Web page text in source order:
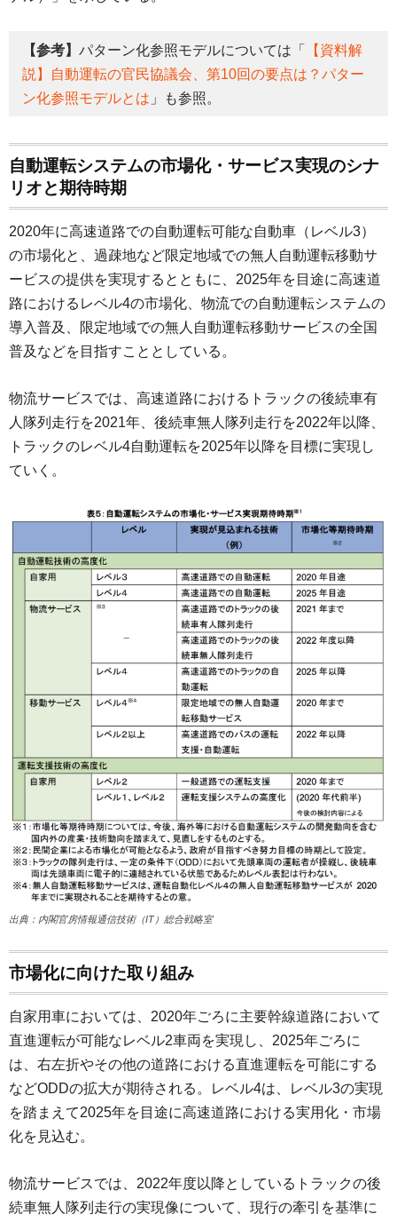
【参考】 パターン化参照モデルについては「
【資料解
説】自動運転の官民協議会、第10回の要点は？パター
ン化参照モデルとは 」も参照。
自動運転システムの市場化・サービス実現のシナ
リオと期待時期
2020年に高速道路での自動運転可能な自動車（レベル3）
の市場化と、過疎地など限定地域での無人自動運転移動サ
ービスの提供を実現するとともに、2025年を目途に高速道
路におけるレベル4の市場化、物流での自動運転システムの
導入普及、限定地域での無人自動運転移動サービスの全国
普及などを目指すこととしている。
物流サービスでは、高速道路におけるトラックの後続車有
人隊列走行を2021年、後続車無人隊列走行を2022年以降、
トラックのレベル4自動運転を2025年以降を目標に実現し
ていく。
出典：内閣官房情報通信技術（IT）総合戦略室
市場化に向けた取り組み
自家用車においては、2020年ごろに主要幹線道路において
直進運転が可能なレベル2車両を実現し、2025年ごろに
は、右左折やその他の道路における直進運転を可能にする
などODDの拡大が期待される。レベル4は、レベル3の実現
を踏まえて2025年を目途に高速道路における実用化・市場
化を見込む。
物流サービスでは、2022年度以降としているトラックの後
続車無人隊列走行の実現像について、現行の牽引を基準に